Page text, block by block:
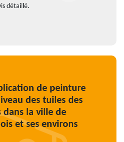
détaillé.
de peinture
des tuiles des
dans la ville de
et ses environs